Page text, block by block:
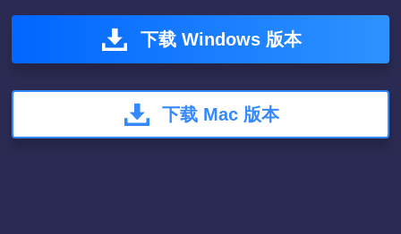
下载 Windows 版本
下载 Mac 版本